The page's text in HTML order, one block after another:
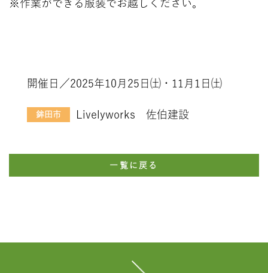
※作業ができる服装でお越しください。
開催日／2025年10月25日㈯・11月1日㈯
鉾田市 Livelyworks 佐伯建設
一覧に戻る